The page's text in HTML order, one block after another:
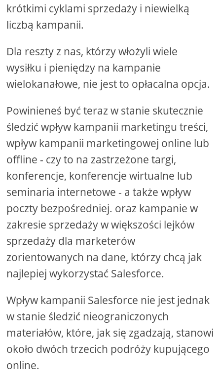
krótkimi cyklami sprzedaży i niewielką
liczbą kampanii.
Dla reszty z nas, którzy włożyli wiele
wysiłku i pieniędzy na kampanie
wielokanałowe, nie jest to opłacalna opcja.
Powinieneś być teraz w stanie skutecznie
śledzić wpływ kampanii marketingu treści,
wpływ kampanii marketingowej online lub
offline - czy to na zastrzeżone targi,
konferencje, konferencje wirtualne lub
seminaria internetowe - a także wpływ
poczty bezpośredniej. oraz kampanie w
zakresie sprzedaży w większości lejków
sprzedaży dla marketerów
zorientowanych na dane, którzy chcą jak
najlepiej wykorzystać Salesforce.
Wpływ kampanii Salesforce nie jest jednak
w stanie śledzić nieograniczonych
materiałów, które, jak się zgadzają, stanowi
około dwóch trzecich podróży kupującego
online.